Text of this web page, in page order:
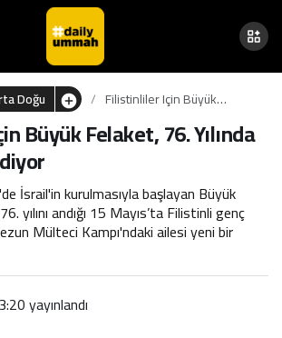
Doğu
Filistinliler Için Büyük
Felaket, 76. Yılında Da
Devam Ediyor
Büyük Felaket, 76. Yılında
İsrail'in kurulmasıyla başlayan Büyük
yılını andığı 15 Mayıs’ta Filistinli genç
Mülteci Kampı'ndaki ailesi yeni bir
yayınlandı
Da
0